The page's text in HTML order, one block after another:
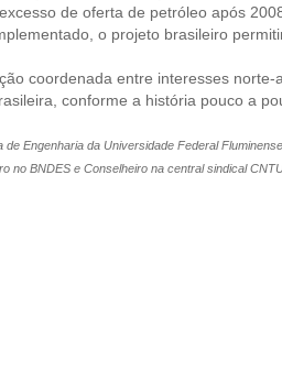
de oferta de petróleo após
o projeto brasileiro
coordenada entre interesses norte-
conforme a história pouco a
Engenharia da Universidade Federal
no BNDES e Conselheiro na central sindical